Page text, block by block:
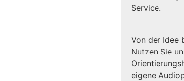
Service.
Von der Idee
Nutzen Sie
eigene